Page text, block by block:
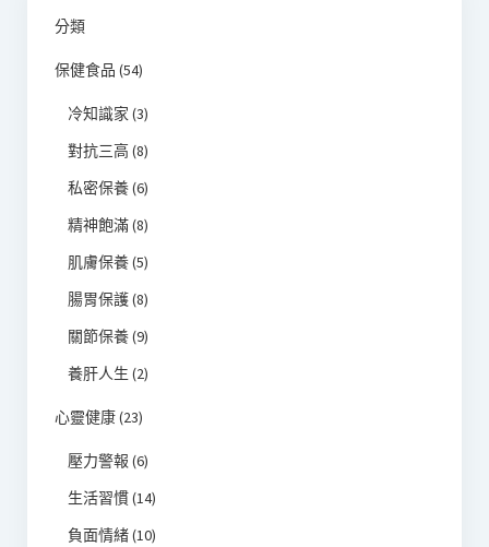
分類
保健食品 (54)
冷知識家 (3)
對抗三高(8)
私密保養(6)
精神飽滿(8)
肌膚保養(5)
腸胃保護(8)
關節保養(9)
養肝人生 (2)
心靈健康(23)
壓力警報 (6)
生活習慣(14)
負面情緒(10)